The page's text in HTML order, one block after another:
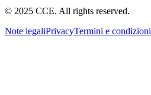
© 2025 CCE. All rights reserved.
Note legaliPrivacyTermini e condizioni